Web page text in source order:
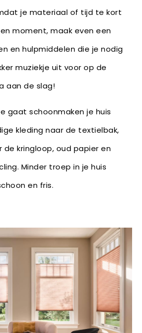
je materiaal of tijd te kort
moment, maak even een
en hulpmiddelen die je nodig
muziekje uit voor op de
aan de slag!
gaat schoonmaken je huis
kleding naar de textielbak,
de kringloop, oud papier en
Minder troep in je huis
en fris.